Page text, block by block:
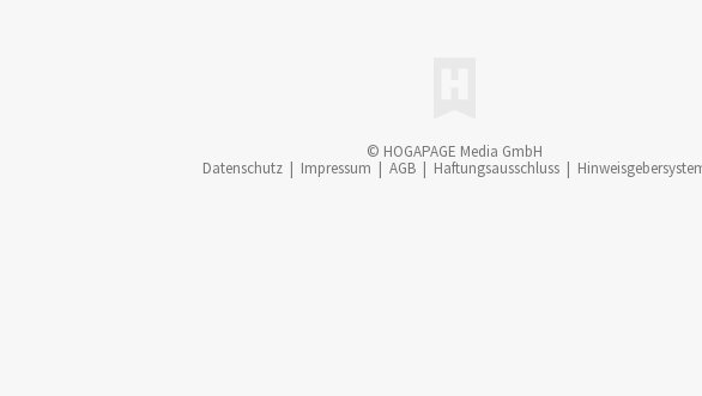
© HOGAPAGE Media GmbH
Datenschutz
Impressum AGB Haftungsausschluss